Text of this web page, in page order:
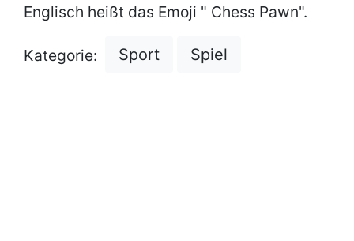
Englisch heißt das Emoji " Chess Pawn".
Kategorie: Sport Spiel